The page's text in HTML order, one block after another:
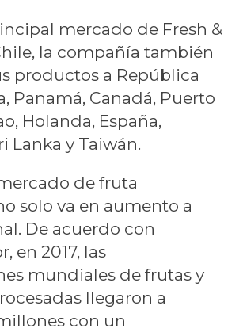
mercado de Fresh &
la compañía también
productos a República
Panamá, Canadá, Puerto
Holanda, España,
Lanka y Taiwán.
de fruta
solo va en aumento a
De acuerdo con
en 2017, las
mundiales de frutas y
llegaron a
con un